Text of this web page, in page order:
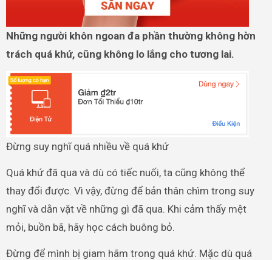
Những người khôn ngoan đa phần thường không hờn
trách quá khứ, cũng không lo lắng cho tương lai.
Đừng suy nghĩ quá nhiều về quá khứ
Quá khứ đã qua và dù có tiếc nuối, ta cũng không thể
thay đổi được. Vì vậy, đừng để bản thân chìm trong suy
nghĩ và dằn vặt về những gì đã qua. Khi cảm thấy mệt
mỏi, buồn bã, hãy học cách buông bỏ.
Đừng để mình bị giam hãm trong quá khứ. Mặc dù quá